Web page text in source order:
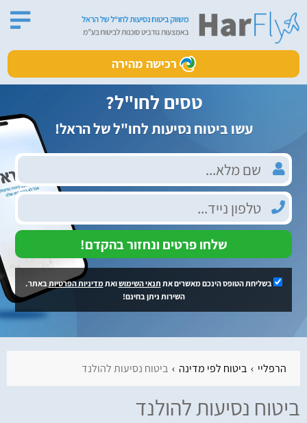
רכישה מהירה
טסים לחו"ל?
עשו ביטוח נסיעות לחו"ל של הראל!
שלחו פרטים ונחזור בהקדם!
בשליחת הטופס הינכם מאשרים את תנאי השימושואתמדיניות הפרטיותבאתר.
השירות ניתן בחינם!
הרפליי ביטוח לפי מדינה ביטוח נסיעות להולנד
ביטוח נסיעות להולנד